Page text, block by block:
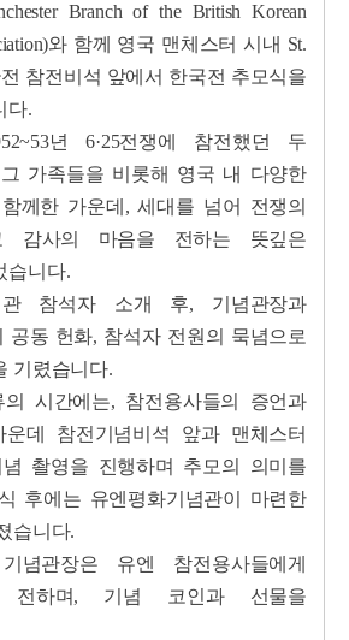
Branch of the British Korean
와 함께 영국 맨체스터 시내 St.
전 참전비석 앞에서 한국전 추모식을
다.
년 6·25전쟁에 참전했던 두
가족들을 비롯해 영국 내 다양한
께한 가운데, 세대를 넘어 전쟁의
감사의 마음을 전하는 뜻깊은
습니다.
참석자 소개 후, 기념관장과
공동 헌화, 참석자 전원의 묵념으로
기렸습니다.
시간에는, 참전용사들의 증언과
데 참전기념비석 앞과 맨체스터
촬영을 진행하며 추모의 의미를
후에는 유엔평화기념관이 마련한
습니다.
념관장은 유엔 참전용사들에게
전하며, 기념 코인과 선물을